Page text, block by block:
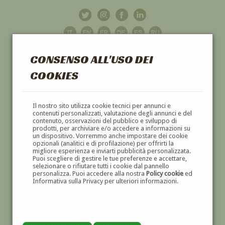
CONSENSO ALL'USO DEI
COOKIES
Il nostro sito utilizza cookie tecnici per annunci e
contenuti personalizzati, valutazione degli annunci e del
contenuto, osservazioni del pubblico e sviluppo di
prodotti, per archiviare e/o accedere a informazioni su
un dispositivo. Vorremmo anche impostare dei cookie
opzionali (analitici e di profilazione) per offrirti la
migliore esperienza e inviarti pubblicità personalizzata.
Puoi scegliere di gestire le tue preferenze e accettare,
selezionare o rifiutare tutti i cookie dal pannello
personalizza. Puoi accedere alla nostra Policy cookieed
Informativa sulla Privacy per ulteriori informazioni.
GALLERIAD'ARTE
DIPINTI E SCULTURE '800 E '900